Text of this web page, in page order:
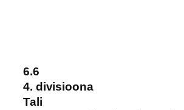
6.6
4. divisioona
Tali